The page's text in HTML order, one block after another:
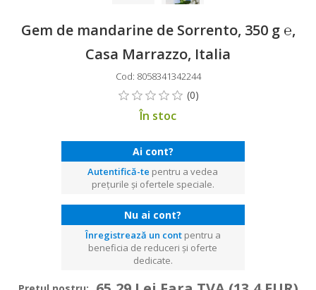
Gem de mandarine de Sorrento, 350 g ℮,
Casa Marrazzo, Italia
Cod: 8058341342244
În stoc
Ai cont?
Autentifică-te pentru a vedea
prețurile și ofertele speciale.
Nu ai cont?
Înregistrează un contpentru a
beneficia de reduceri și oferte
dedicate.